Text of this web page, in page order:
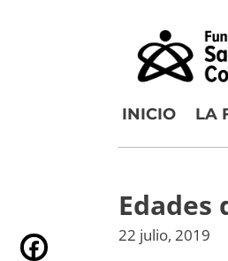
INICIO LA
22 julio, 2019